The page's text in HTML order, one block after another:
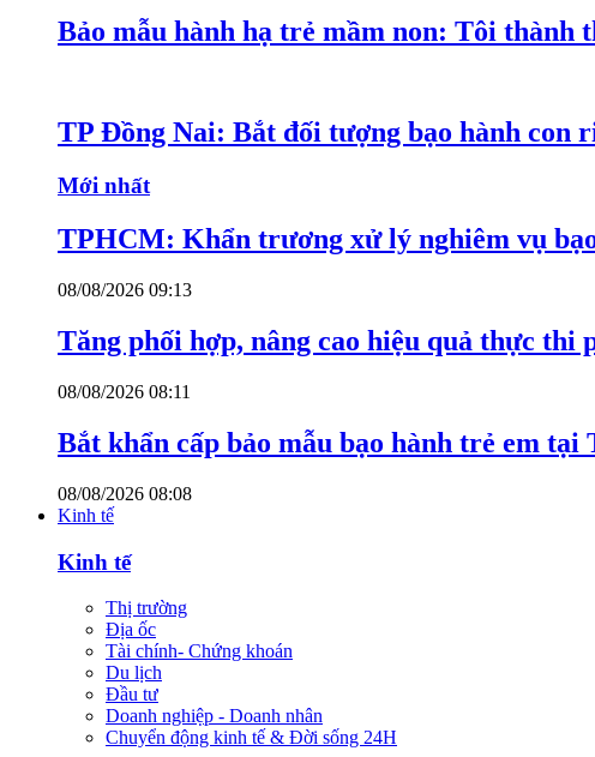
Bảo mẫu hành hạ trẻ mầm non: Tôi thành
TP Đồng Nai: Bắt đối tượng bạo hành con
Mới nhất
TPHCM: Khẩn trương xử lý nghiêm vụ
08/08/2026 09:13
Tăng phối hợp, nâng cao hiệu quả thực thi
08/08/2026 08:11
Bắt khẩn cấp bảo mẫu bạo hành trẻ em
08/08/2026 08:08
Kinh tế
Kinh tế
Thị trường
Địa ốc
Tài chính- Chứng khoán
Du lịch
Đầu tư
Doanh nghiệp - Doanh nhân
Chuyển động kinh tế & Đời sống 24H